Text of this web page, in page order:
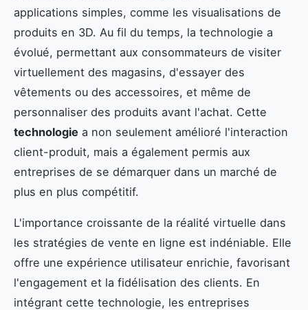
applications simples, comme les visualisations de
produits en 3D. Au fil du temps, la technologie a
évolué, permettant aux consommateurs de visiter
virtuellement des magasins, d'essayer des
vêtements ou des accessoires, et même de
personnaliser des produits avant l'achat. Cette
technologie a non seulement amélioré l'interaction
client-produit, mais a également permis aux
entreprises de se démarquer dans un marché de
plus en plus compétitif.
L'importance croissante de la réalité virtuelle dans
les stratégies de vente en ligne est indéniable. Elle
offre une expérience utilisateur enrichie, favorisant
l'engagement et la fidélisation des clients. En
intégrant cette technologie, les entreprises